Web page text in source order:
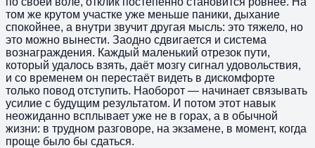
том же крутом участке уже меньше паники, дыхание
спокойнее, а внутри звучит другая мысль: это тяжело, но
это можно вынести. Заодно сдвигается и система
вознаграждения. Каждый маленький отрезок пути,
который удалось взять, даёт мозгу сигнал удовольствия,
и со временем он перестаёт видеть в дискомфорте
только повод отступить. Наоборот — начинает связывать
усилие с будущим результатом. И потом этот навык
неожиданно всплывает уже не в горах, а в обычной
жизни: в трудном разговоре, на экзамене, в момент, когда
проще было бы сдаться.